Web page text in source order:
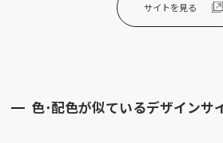
サイトを見る
色･配色が似ているデザインサ